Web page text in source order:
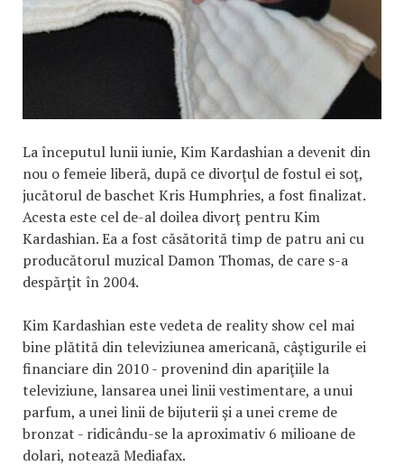
La începutul lunii iunie, Kim Kardashian a devenit din
nou o femeie liberă, după ce divorţul de fostul ei soţ,
jucătorul de baschet Kris Humphries, a fost finalizat.
Acesta este cel de-al doilea divorţ pentru Kim
Kardashian. Ea a fost căsătorită timp de patru ani cu
producătorul muzical Damon Thomas, de care s-a
despărţit în 2004.
Kim Kardashian este vedeta de reality show cel mai
bine plătită din televiziunea americană, câştigurile ei
financiare din 2010 - provenind din apariţiile la
televiziune, lansarea unei linii vestimentare, a unui
parfum, a unei linii de bijuterii şi a unei creme de
bronzat - ridicându-se la aproximativ 6 milioane de
dolari, notează Mediafax.